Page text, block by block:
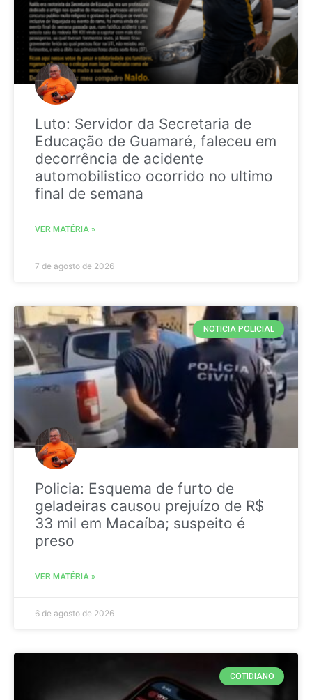
Luto: Servidor da Secretaria de
Educação de Guamaré, faleceu em
decorrência de acidente
automobilistico ocorrido no ultimo
final de semana
VER MATÉRIA »
7 de agosto de 2026
NOTICIA POLICIAL
Policia: Esquema de furto de
geladeiras causou prejuízo de R$
33 mil em Macaíba; suspeito é
preso
VER MATÉRIA »
6 de agosto de 2026
COTIDIANO